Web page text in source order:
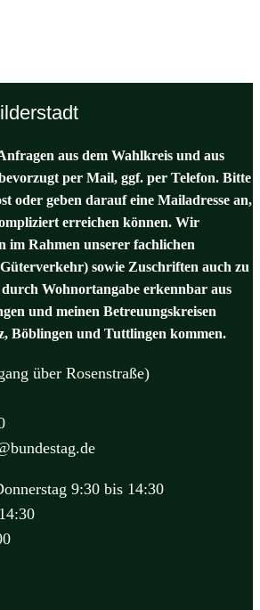
aus dem Wahlkreis und aus
per Mail, ggf. per Telefon. Bitte
oder geben darauf eine Mailadresse an,
erreichen können. Wir
im Rahmen unserer fachlichen
sowie Zuschriften auch zu
Wohnortangabe erkennbar aus
und meinen Betreuungskreisen
Böblingen und Tuttlingen kommen.
über Rosenstraße)
9:30 bis 14:30